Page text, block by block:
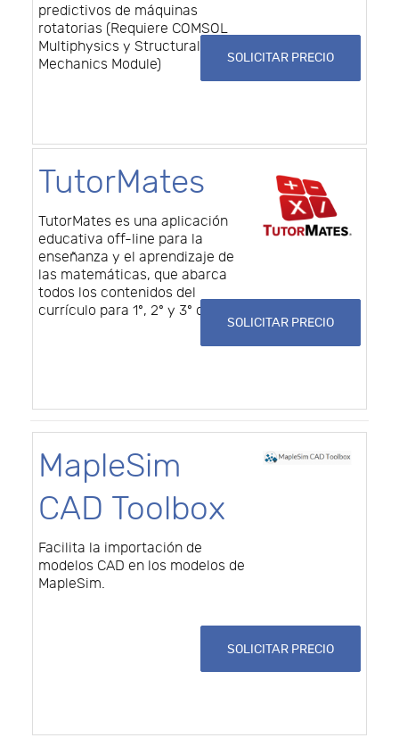
predictivos de máquinas
rotatorias (Requiere COMSOL
Multiphysics y Structural
Mechanics Module)
SOLICITAR PRECIO
TutorMates
TutorMates es una aplicación
educativa off-line para la
enseñanza y el aprendizaje de
las matemáticas, que abarca
todos los contenidos del
currículo para 1º, 2º y 3º de ESO.
SOLICITAR PRECIO
MapleSim
CAD Toolbox
Facilita la importación de
modelos CAD en los modelos de
MapleSim.
SOLICITAR PRECIO